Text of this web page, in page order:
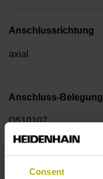
Consent
Anschlussrichtung
axial
Anschluss-Belegung
D510107